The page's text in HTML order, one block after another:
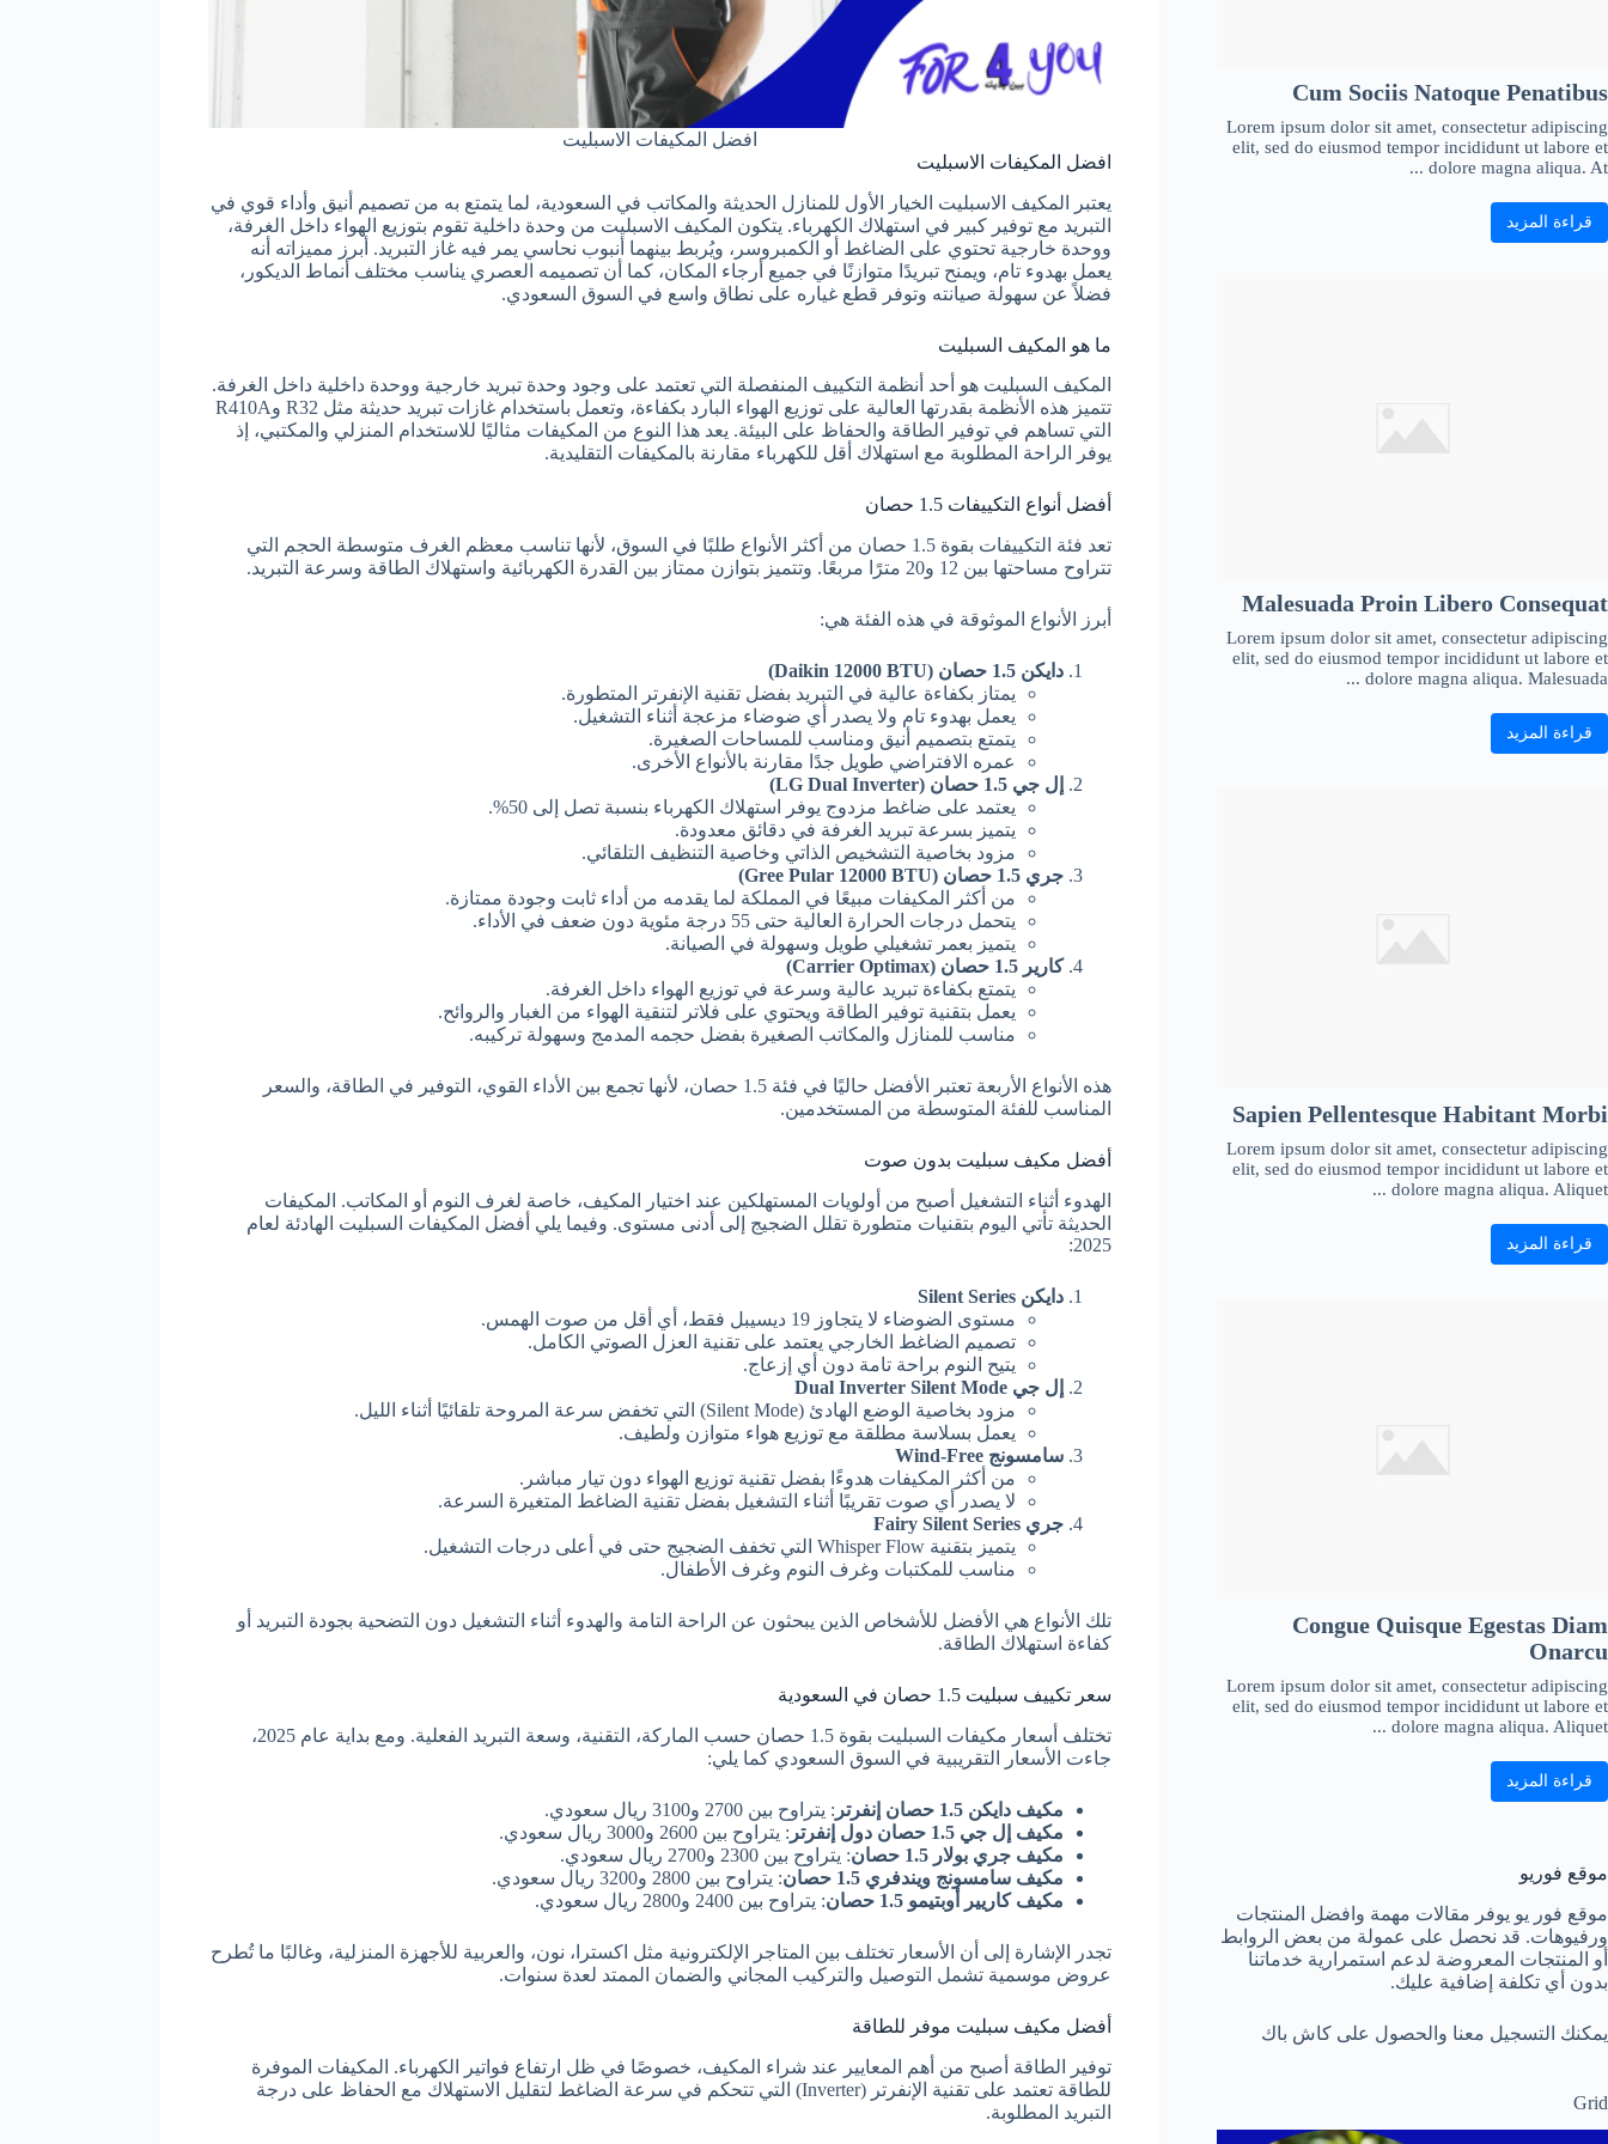
افضل المكيفات الاسبليت
افضل المكيفات الاسبليت
يعتبر المكيف الاسبليت الخيار الأول للمنازل الحديثة والمكاتب في السعودية، لما يتمتع به من تصميم أنيق وأداء قوي في
التبريد مع توفير كبير في استهلاك الكهرباء. يتكون المكيف الاسبليت من وحدة داخلية تقوم بتوزيع الهواء داخل الغرفة،
ووحدة خارجية تحتوي على الضاغط أو الكمبروسر، ويُربط بينهما أنبوب نحاسي يمر فيه غاز التبريد. أبرز مميزاته أنه
يعمل بهدوء تام، ويمنح تبريدًا متوازنًا في جميع أرجاء المكان، كما أن تصميمه العصري يناسب مختلف أنماط الديكور،
فضلاً عن سهولة صيانته وتوفر قطع غياره على نطاق واسع في السوق السعودي.
ما هو المكيف السبليت
المكيف السبليت هو أحد أنظمة التكييف المنفصلة التي تعتمد على وجود وحدة تبريد خارجية ووحدة داخلية داخل الغرفة.
تتميز هذه الأنظمة بقدرتها العالية على توزيع الهواء البارد بكفاءة، وتعمل باستخدام غازات تبريد حديثة مثل R32 وR410A
التي تساهم في توفير الطاقة والحفاظ على البيئة. يعد هذا النوع من المكيفات مثاليًا للاستخدام المنزلي والمكتبي، إذ
يوفر الراحة المطلوبة مع استهلاك أقل للكهرباء مقارنة بالمكيفات التقليدية.
أفضل أنواع التكييفات 1.5 حصان
تعد فئة التكييفات بقوة 1.5 حصان من أكثر الأنواع طلبًا في السوق، لأنها تناسب معظم الغرف متوسطة الحجم التي
تتراوح مساحتها بين 12 و20 مترًا مربعًا. وتتميز بتوازن ممتاز بين القدرة الكهربائية واستهلاك الطاقة وسرعة التبريد.
أبرز الأنواع الموثوقة في هذه الفئة هي:
دايكن 1.5 حصان (Daikin 12000 BTU)
يمتاز بكفاءة عالية في التبريد بفضل تقنية الإنفرتر المتطورة.
يعمل بهدوء تام ولا يصدر أي ضوضاء مزعجة أثناء التشغيل.
يتمتع بتصميم أنيق ومناسب للمساحات الصغيرة.
عمره الافتراضي طويل جدًا مقارنة بالأنواع الأخرى.
إل جي 1.5 حصان (LG Dual Inverter)
يعتمد على ضاغط مزدوج يوفر استهلاك الكهرباء بنسبة تصل إلى 50%.
يتميز بسرعة تبريد الغرفة في دقائق معدودة.
مزود بخاصية التشخيص الذاتي وخاصية التنظيف التلقائي.
جري 1.5 حصان (Gree Pular 12000 BTU)
من أكثر المكيفات مبيعًا في المملكة لما يقدمه من أداء ثابت وجودة ممتازة.
يتحمل درجات الحرارة العالية حتى 55 درجة مئوية دون ضعف في الأداء.
يتميز بعمر تشغيلي طويل وسهولة في الصيانة.
كارير 1.5 حصان (Carrier Optimax)
يتمتع بكفاءة تبريد عالية وسرعة في توزيع الهواء داخل الغرفة.
يعمل بتقنية توفير الطاقة ويحتوي على فلاتر لتنقية الهواء من الغبار والروائح.
مناسب للمنازل والمكاتب الصغيرة بفضل حجمه المدمج وسهولة تركيبه.
هذه الأنواع الأربعة تعتبر الأفضل حاليًا في فئة 1.5 حصان، لأنها تجمع بين الأداء القوي، التوفير في الطاقة، والسعر
المناسب للفئة المتوسطة من المستخدمين.
أفضل مكيف سبليت بدون صوت
الهدوء أثناء التشغيل أصبح من أولويات المستهلكين عند اختيار المكيف، خاصة لغرف النوم أو المكاتب. المكيفات
الحديثة تأتي اليوم بتقنيات متطورة تقلل الضجيج إلى أدنى مستوى. وفيما يلي أفضل المكيفات السبليت الهادئة لعام
2025:
دايكن Silent Series
مستوى الضوضاء لا يتجاوز 19 ديسيبل فقط، أي أقل من صوت الهمس.
تصميم الضاغط الخارجي يعتمد على تقنية العزل الصوتي الكامل.
يتيح النوم براحة تامة دون أي إزعاج.
إل جي Dual Inverter Silent Mode
مزود بخاصية الوضع الهادئ (Silent Mode) التي تخفض سرعة المروحة تلقائيًا أثناء الليل.
يعمل بسلاسة مطلقة مع توزيع هواء متوازن ولطيف.
سامسونج Wind-Free
من أكثر المكيفات هدوءًا بفضل تقنية توزيع الهواء دون تيار مباشر.
لا يصدر أي صوت تقريبًا أثناء التشغيل بفضل تقنية الضاغط المتغيرة السرعة.
جري Fairy Silent Series
يتميز بتقنية Whisper Flow التي تخفف الضجيج حتى في أعلى درجات التشغيل.
مناسب للمكتبات وغرف النوم وغرف الأطفال.
تلك الأنواع هي الأفضل للأشخاص الذين يبحثون عن الراحة التامة والهدوء أثناء التشغيل دون التضحية بجودة التبريد أو
كفاءة استهلاك الطاقة.
سعر تكييف سبليت 1.5 حصان في السعودية
تختلف أسعار مكيفات السبليت بقوة 1.5 حصان حسب الماركة، التقنية، وسعة التبريد الفعلية. ومع بداية عام 2025،
جاءت الأسعار التقريبية في السوق السعودي كما يلي:
مكيف دايكن 1.5 حصان إنفرتر
: يتراوح بين 2700 و3100 ريال سعودي.
مكيف إل جي 1.5 حصان دول إنفرتر
: يتراوح بين 2600 و3000 ريال سعودي.
مكيف جري بولار 1.5 حصان
: يتراوح بين 2300 و2700 ريال سعودي.
مكيف سامسونج ويندفري 1.5 حصان
: يتراوح بين 2800 و3200 ريال سعودي.
مكيف كاريير أوبتيمو 1.5 حصان
: يتراوح بين 2400 و2800 ريال سعودي.
تجدر الإشارة إلى أن الأسعار تختلف بين المتاجر الإلكترونية مثل اكسترا، نون، والعربية للأجهزة المنزلية، وغالبًا ما تُطرح
عروض موسمية تشمل التوصيل والتركيب المجاني والضمان الممتد لعدة سنوات.
أفضل مكيف سبليت موفر للطاقة
توفير الطاقة أصبح من أهم المعايير عند شراء المكيف، خصوصًا في ظل ارتفاع فواتير الكهرباء. المكيفات الموفرة
للطاقة تعتمد على تقنية الإنفرتر (Inverter) التي تتحكم في سرعة الضاغط لتقليل الاستهلاك مع الحفاظ على درجة
التبريد المطلوبة.
Cum Sociis Natoque Penatibus
Lorem ipsum dolor sit amet, consectetur adipiscing
elit, sed do eiusmod tempor incididunt ut labore et
dolore magna aliqua. At ...
قراءة المزيد
Malesuada Proin Libero Consequat
Lorem ipsum dolor sit amet, consectetur adipiscing
elit, sed do eiusmod tempor incididunt ut labore et
dolore magna aliqua. Malesuada ...
قراءة المزيد
Sapien Pellentesque Habitant Morbi
Lorem ipsum dolor sit amet, consectetur adipiscing
elit, sed do eiusmod tempor incididunt ut labore et
dolore magna aliqua. Aliquet ...
قراءة المزيد
Congue Quisque Egestas Diam
Onarcu
Lorem ipsum dolor sit amet, consectetur adipiscing
elit, sed do eiusmod tempor incididunt ut labore et
dolore magna aliqua. Aliquet ...
قراءة المزيد
موقع فوريو
موقع فور يو يوفر مقالات مهمة وافضل المنتجات
ورفيوهات. قد نحصل على عمولة من بعض الروابط
أو المنتجات المعروضة لدعم استمرارية خدماتنا
بدون أي تكلفة إضافية عليك.
يمكنك التسجيل معنا والحصول على كاش باك
Grid